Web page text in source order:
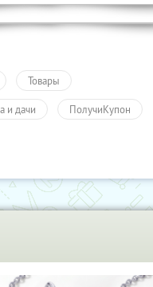
Товары
и дачи ПолучиКупон